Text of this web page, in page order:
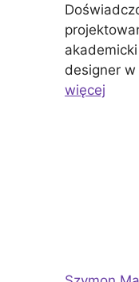
designer
więcej